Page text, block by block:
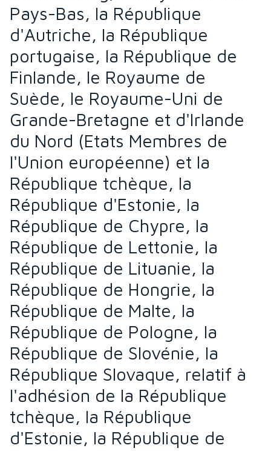
Pays-Bas, la République
d'Autriche, la République
portugaise, la République de
Finlande, le Royaume de
Suède, le Royaume-Uni de
Grande-Bretagne et d'Irlande
du Nord (Etats Membres de
l'Union européenne) et la
République tchèque, la
République d'Estonie, la
République de Chypre, la
République de Lettonie, la
République de Lituanie, la
République de Hongrie, la
République de Malte, la
République de Pologne, la
République de Slovénie, la
République Slovaque, relatif à
l'adhésion de la République
tchèque, la République
d'Estonie, la République de